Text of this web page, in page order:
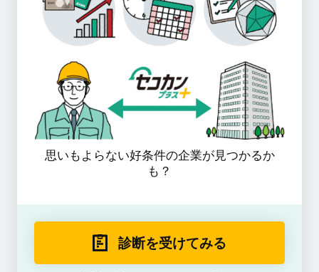
思いもよらない好条件の企業が見つかるか
も？
診断を受けてみる